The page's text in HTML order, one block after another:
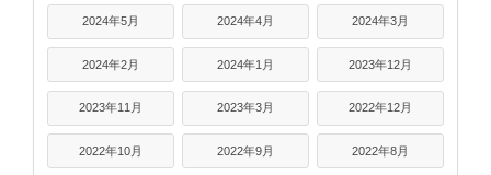
2024年5月 2024年4月 2024年3月
2024年2月 2024年1月 2023年12月
2023年11月 2023年3月 2022年12月
2022年10月 2022年9月 2022年8月